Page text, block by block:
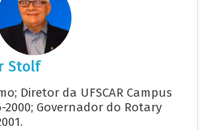
Stolf
Diretor da UFSCAR Campus
2000; Governador do Rotary